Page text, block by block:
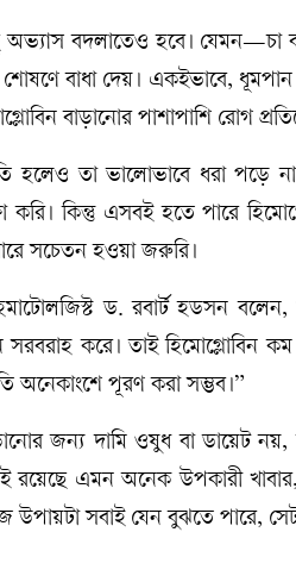
বদলাতেও হবে। যেমন—চা
বাধা দেয়। একইভাবে,
বাড়ানোর পাশাপাশি রোগ
তা ভালোভাবে ধরা পড়ে
কিন্তু এসবই হতে পারে
সচেতন হওয়া জরুরি।
হেমাটোলজিস্ট ড. রবার্ট হডসন
সরবরাহ করে। তাই হিমোগ্লোবিন
অনেকাংশে পূরণ করা সম্ভব।”
জন্য দামি ওষুধ বা ডায়েট
রয়েছে এমন অনেক উপকারী
উপায়টা সবাই যেন বুঝতে পারে,